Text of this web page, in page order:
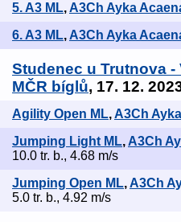
5. A3 ML,A3Ch Ayka
6. A3 ML, A3Ch Ayka
Studenec u Trutnova -
MČR bíglů, 17. 12.
Agility Open ML,A3Ch
Jumping Light ML, A3Ch
10.0 tr. b., 4.68 m/s
Jumping Open ML,A3Ch
5.0 tr. b., 4.92 m/s